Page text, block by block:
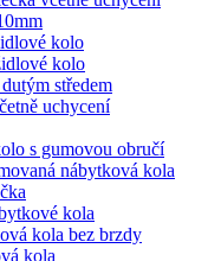
kolo
kolo
středem
uchycení
s gumovou obručí
nábytková kola
kola
kola bez brzdy
kola